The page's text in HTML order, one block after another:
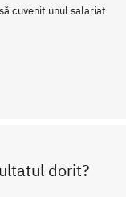
cuvenit unul salariat
dorit?